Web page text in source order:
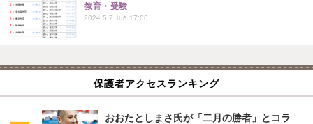
教育・受験
2024.5.7 Tue 17:00
保護者アクセスランキング
おおたとしまさ氏が「二月の勝者」とコラ